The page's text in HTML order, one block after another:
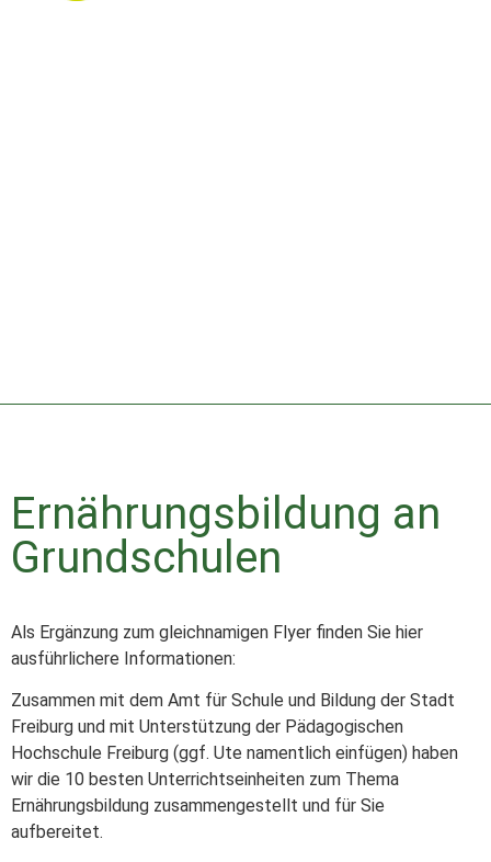
Ernährungsbildung an
Grundschulen
Als Ergänzung zum gleichnamigen Flyer finden Sie hier
ausführlichere Informationen:
Zusammen mit dem Amt für Schule und Bildung der Stadt
Freiburg und mit Unterstützung der Pädagogischen
Hochschule Freiburg (ggf. Ute namentlich einfügen) haben
wir die 10 besten Unterrichtseinheiten zum Thema
Ernährungsbildung zusammengestellt und für Sie
aufbereitet.